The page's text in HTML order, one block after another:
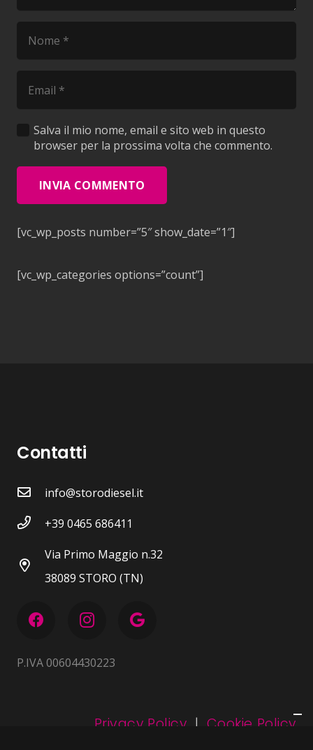
Salva il mio nome, email e sito web in questo
browser per la prossima volta che commento.
INVIA COMMENTO
[vc_wp_posts number=”5″ show_date=”1″]
[vc_wp_categories options=”count”]
Contatti
info@storodiesel.it
+39 0465 686411
Via Primo Maggio n.32
38089 STORO (TN)
P.IVA 00604430223
Privacy Policy | Cookie Policy